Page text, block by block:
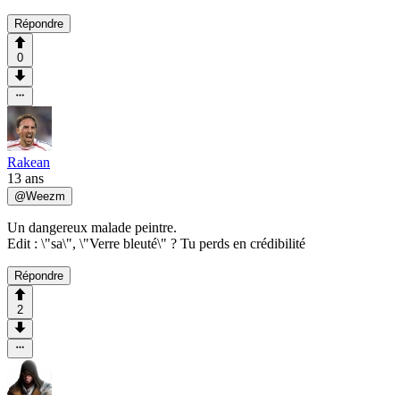
Répondre
0
Rakean
13 ans
@Weezm
Un dangereux malade peintre.
Edit : \"sa\", \"Verre bleuté\" ? Tu perds en crédibilité
Répondre
2